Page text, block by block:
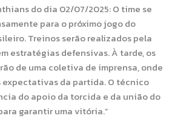
do dia 02/07/2025: O time se
para o próximo jogo do
Treinos serão realizados pela
estratégias defensivas. À tarde, os
de uma coletiva de imprensa, onde
da partida. O técnico
do apoio da torcida e da união do
garantir uma vitória.”